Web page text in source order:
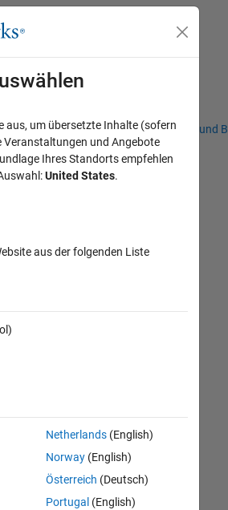
Niederlassungen Studierende und
Off-Canvas-
Tools
aus, um übersetzte Inhalte (sofern
und Angebote
Ihres Standorts empfehlen
United States.
aus der folgenden Liste
Netherlands(English)
Norway(English)
Österreich (Deutsch)
Portugal (English)